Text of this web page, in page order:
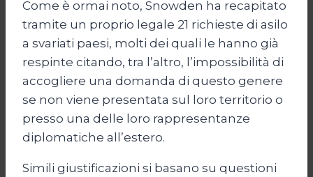
Come è ormai noto, Snowden ha recapitato
tramite un proprio legale 21 richieste di asilo
a svariati paesi, molti dei quali le hanno già
respinte citando, tra l’altro, l’impossibilità di
accogliere una domanda di questo genere
se non viene presentata sul loro territorio o
presso una delle loro rappresentanze
diplomatiche all’estero.
Simili giustificazioni si basano su questioni